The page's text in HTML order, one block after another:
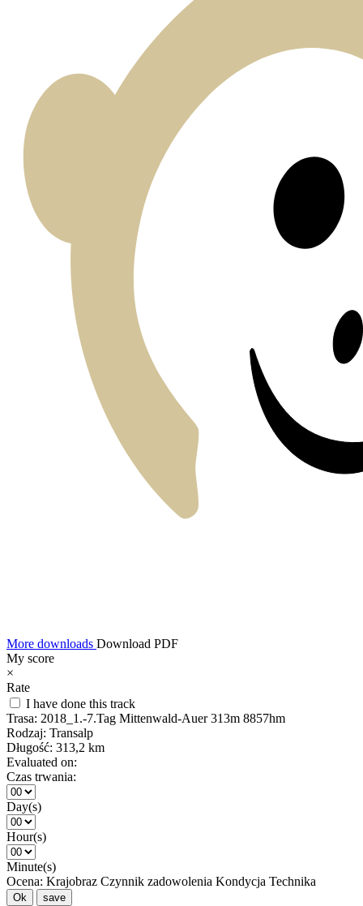
More downloads Download PDF
My score
×
Rate
I have done this track
Trasa: 2018_1.-7.Tag Mittenwald-Auer 313m 8857hm
Rodzaj: Transalp
Długość: 313,2 km
Evaluated on:
Czas trwania:
Day(s)
Hour(s)
Minute(s)
Ocena: Krajobraz Czynnik zadowolenia Kondycja Technika
Ok save